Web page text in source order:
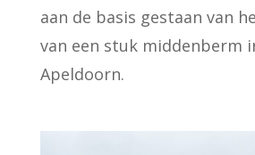
aan de basis gestaan van
van een stuk middenberm
Apeldoorn.